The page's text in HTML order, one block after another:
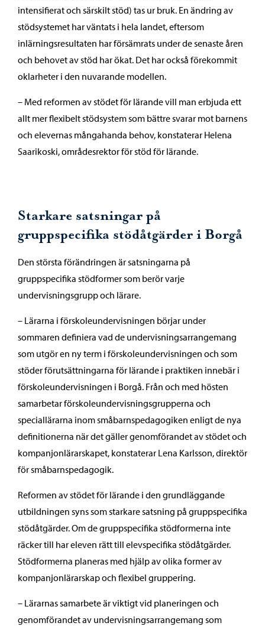
intensifierat och särskilt stöd) tas ur bruk. En ändring av
stödsystemet har väntats i hela landet, eftersom
inlärningsresultaten har försämrats under de senaste åren
och behovet av stöd har ökat. Det har också förekommit
oklarheter i den nuvarande modellen.
– Med reformen av stödet för lärande vill man erbjuda ett
allt mer flexibelt stödsystem som bättre svarar mot barnens
och elevernas mångahanda behov, konstaterar Helena
Saarikoski, områdesrektor för stöd för lärande.
Starkare satsningar på
gruppspecifika stödåtgärder i Borgå
Den största förändringen är satsningarna på
gruppspecifika stödformer som berör varje
undervisningsgrupp och lärare.
– Lärarna i förskoleundervisningen börjar under
sommaren definiera vad de undervisningsarrangemang
som utgör en ny term i förskoleundervisningen och som
stöder förutsättningarna för lärande i praktiken innebär i
förskoleundervisningen i Borgå. Från och med hösten
samarbetar förskoleundervisningsgrupperna och
speciallärarna inom småbarnspedagogiken enligt de nya
definitionerna när det gäller genomförandet av stödet och
kompanjonlärarskapet, konstaterar Lena Karlsson, direktör
för småbarnspedagogik.
Reformen av stödet för lärande i den grundläggande
utbildningen syns som starkare satsning på gruppspecifika
stödåtgärder. Om de gruppspecifika stödformerna inte
räcker till har eleven rätt till elevspecifika stödåtgärder.
Stödformerna planeras med hjälp av olika former av
kompanjonlärarskap och flexibel gruppering.
– Lärarnas samarbete är viktigt vid planeringen och
genomförandet av undervisningsarrangemang som